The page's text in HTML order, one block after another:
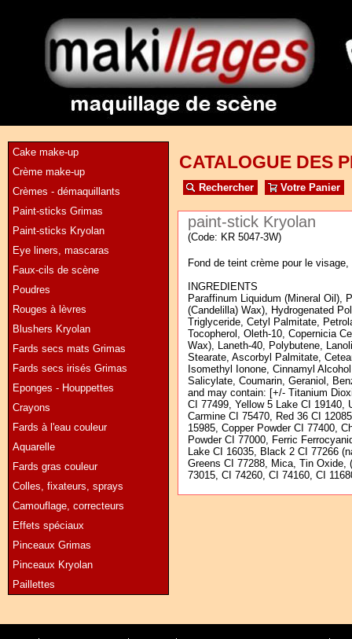
Cake make-up
Crème make-up
Crèmes - démaquillants
Paint-sticks Grimas
Paint-sticks Kryolan
Eye liners, mascaras
Faux-cils de scène
Poudres
Rouges à lèvres
Blushers Kryolan
Fards secs mats Grimas
Fards secs irisés Grimas
Eponges - Houppettes
Crayons
Fards à l'eau couleur
Aquarelle
Fards gras couleur
Colles, fixateurs, sprays
Camouflage, correcteurs
Effets spéciaux
Pinceaux Grimas
Pinceaux Kryolan
Paillettes
CATALOGUE DES
Rechercher Votre Panier
paint-stick Kryolan
(Code: KR 5047-3W)
Fond de teint crème pour le
INGREDIENTS
Paraffinum Liquidum (Mineral Oil),
(Candelilla) Wax), Hydrogenated
Triglyceride, Cetyl Palmitate,
Tocopherol, Oleth-10, Copernicia
Wax), Laneth-40, Polybutene,
Stearate, Ascorbyl Palmitate,
Isomethyl Ionone, Cinnamyl
Salicylate, Coumarin, Geraniol,
and may contain: [+/- Titanium
CI 77499, Yellow 5 Lake CI 19140,
Carmine CI 75470, Red 36 CI
15985, Copper Powder CI 77400,
Powder CI 77000, Ferric
Lake CI 16035, Black 2 CI 77266
Greens CI 77288, Mica, Tin Oxide,
73015, CI 74260, CI 74160, CI